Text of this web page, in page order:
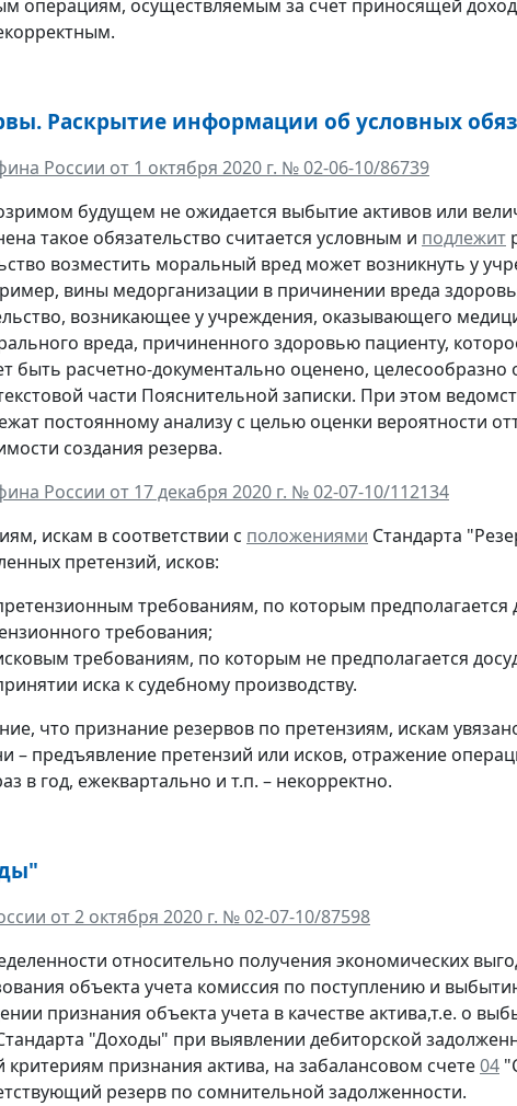
операциям, осуществляемым за счет приносящей
Раскрытие информации об условных
России от 1 октября 2020 г. № 02-06-10/86739
будущем не ожидается выбытие активов или
такое обязательство считается условным и подлежит
возместить моральный вред может возникнуть у
вины медорганизации в причинении вреда
возникающее у учреждения, оказывающего
вреда, причиненного здоровью пациенту,
быть расчетно-документально оценено, целесообразно
части Пояснительной записки. При этом
постоянному анализу с целью оценки вероятности
создания резерва.
России от 17 декабря 2020 г. № 02-07-10/112134
искам в соответствии с положениями Стандарта
претензий, исков:
требованиям, по которым предполагается
требования;
требованиям, по которым не предполагается
иска к судебному производству.
что признание резервов по претензиям, искам
– предъявление претензий или исков, отражение
в год, ежеквартально и т.п. – некорректно.
от 2 октября 2020 г. № 02-07-10/87598
относительно получения экономических
объекта учета комиссия по поступлению и
признания объекта учета в качестве актива,т.е. о
"Доходы" при выявлении дебиторской
критериям признания актива, на забалансовом счете04
резерв по сомнительной задолженности.